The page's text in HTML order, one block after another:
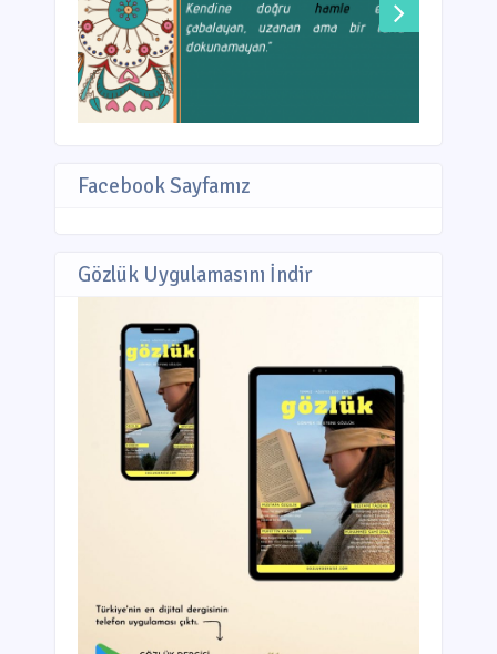
Facebook Sayfamız
Gözlük Uygulamasını İndir